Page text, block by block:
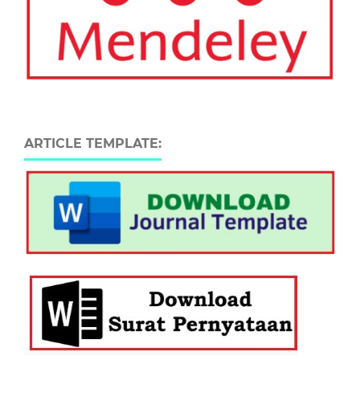
ARTICLE TEMPLATE: